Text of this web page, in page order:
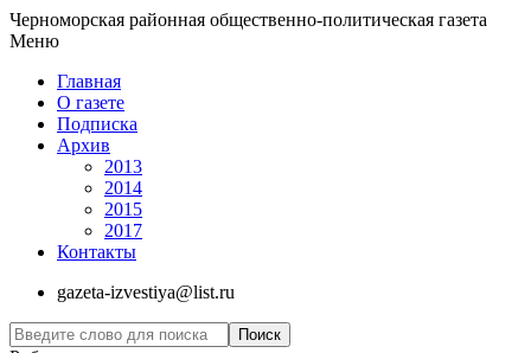
Черноморская районная общественно-политическая газета
Меню
Главная
О газете
Подписка
Архив
2013
2014
2015
2017
Контакты
gazeta-izvestiya@list.ru